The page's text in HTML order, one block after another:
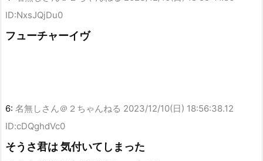
ID:NxsJQjDu0
フューチャーイヴ
6: 名無しさん＠２ちゃんねる 2023/12/10(日) 18:56:38.12
ID:cDQghdVc0
そうさ君は 気付いてしまった